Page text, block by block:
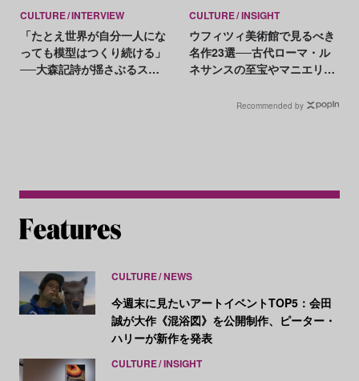
CULTURE INTERVIEW
「たとえ世界が自分一人にな
っても模型はつくり続ける」
──大森記詩が揺さぶるスケ
CULTURE INSIGHT
ウフィツィ美術館で見るべき
名作23選──古代ローマ・ル
ネサンスの至宝やマニエリス
Recommended by
CULTURE NEWS
今週末に見たいアートイベントTOP5：会田
誠が大作《混浴図》を公開制作、ピーター・
ハリーが新作を発表
CULTURE INSIGHT